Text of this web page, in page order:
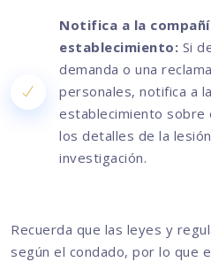
Notifica a la
establecimiento: Si
demanda o una
personales, notifica a
establecimiento sobre
los detalles de la
investigación.
Recuerda que las leyes y
según el condado, por lo que